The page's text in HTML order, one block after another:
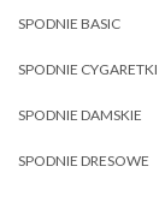
SPODNIE BASIC
SPODNIE CYGARETKI
SPODNIE DAMSKIE
SPODNIE DRESOWE